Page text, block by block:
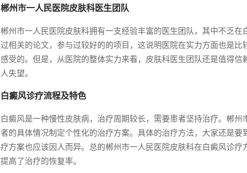
郴州市一人民医院皮肤科医生团队
郴州市一人民医院皮肤科拥有一支经验丰富的医生团队，其中不乏
过相关的论文，参与过较好的的项目，这说明医院在实力方面也是
感受的。但是，从医院的整体实力来看，皮肤科医生团队还是值得
人失望。
白癜风诊疗流程及特色
白癜风是一种慢性皮肤病，治疗周期较长，需要患者坚持治疗。郴
者的具体情况制定个性化的治疗方案。具体的治疗方法，大家还是
疗方案也应该因人而异。总的郴州市一人民医院皮肤科在白癜风诊
提高了治疗的恢复率。